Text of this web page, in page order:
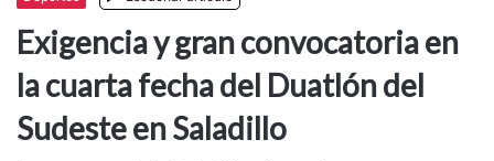
Exigencia y gran convocatoria en
la cuarta fecha del Duatlón del
Sudeste en Saladillo